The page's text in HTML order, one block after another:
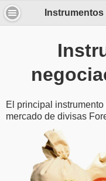
El principal
mercado de divisas